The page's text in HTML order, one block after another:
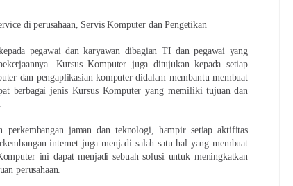
di perusahaan, Servis Komputer dan Pengetikan
pegawai dan karyawan dibagian TI dan pegawai yang
Kursus Komputer juga ditujukan kepada setiap
dan pengaplikasian komputer didalam membantu membuat
berbagai jenis Kursus Komputer yang memiliki tujuan dan
jaman dan teknologi, hampir setiap aktifitas
internet juga menjadi salah satu hal yang membuat
ini dapat menjadi sebuah solusi untuk meningkatkan
perusahaan.